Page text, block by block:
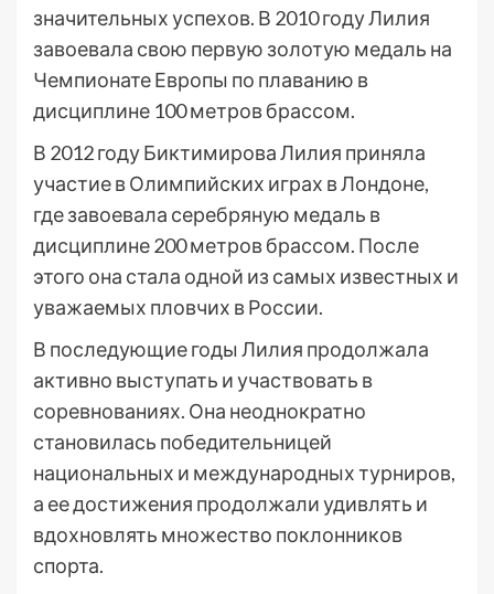
значительных успехов. В 2010 году Лилия
завоевала свою первую золотую медаль на
Чемпионате Европы по плаванию в
дисциплине 100 метров брассом.
В 2012 году Биктимирова Лилия приняла
участие в Олимпийских играх в Лондоне,
где завоевала серебряную медаль в
дисциплине 200 метров брассом. После
этого она стала одной из самых известных и
уважаемых пловчих в России.
В последующие годы Лилия продолжала
активно выступать и участвовать в
соревнованиях. Она неоднократно
становилась победительницей
национальных и международных турниров,
а ее достижения продолжали удивлять и
вдохновлять множество поклонников
спорта.